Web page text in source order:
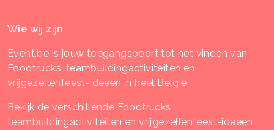
Wie wij zijn
Event.be is jouw toegangspoort tot het vinden van
Foodtrucks, teambuildingactiviteiten en
vrijgezellenfeest-ideeën in heel België.
Bekijk de verschillende Foodtrucks,
teambuildingactiviteiten en vrijgezellenfeest-ideeën